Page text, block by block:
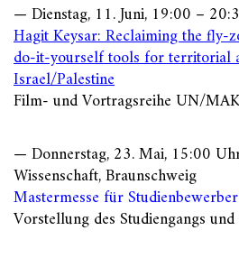
— Dienstag, 11. Juni, 19:00 –
Hagit Keysar: Reclaiming the fly-
do-it-yourself tools for territorial
Israel/Palestine
Film- und Vortragsreihe UN/
— Donnerstag, 23. Mai, 15:00
Wissenschaft, Braunschweig
Mastermesse für
Vorstellung des Studiengangs